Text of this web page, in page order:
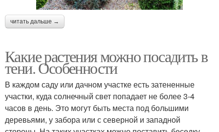
читать дальше →
Какие растения можно посадить в
тени. Особенности
В каждом саду или дачном участке есть затененные
участки, куда солнечный свет попадает не более 3-4
часов в день. Это могут быть места под большими
деревьями, у забора или с северной и западной